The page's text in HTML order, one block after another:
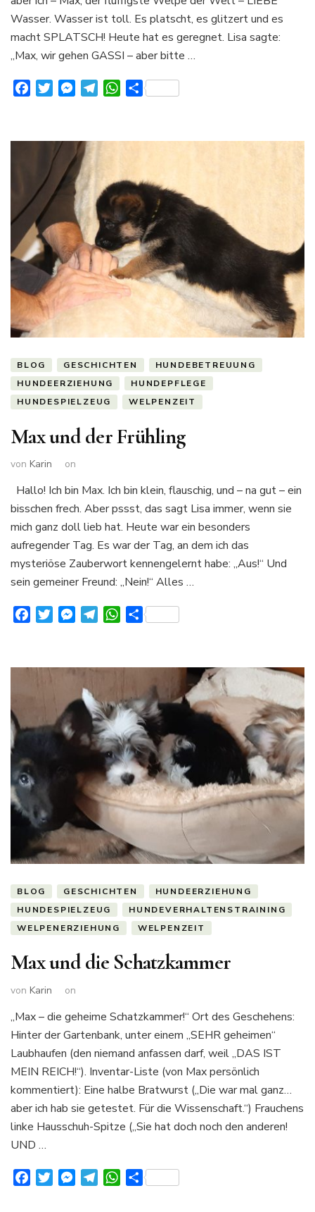
Wasser. Wasser ist toll. Es platscht, es glitzert und es
macht SPLATSCH! Heute hat es geregnet. Lisa sagte:
„Max, wir gehen GASSI – aber bitte …
FacebookTwitterMessenger
TelegramWhatsApp
Teilen
BLOG GESCHICHTEN
HUNDEBETREUUNG
HUNDEERZIEHUNG
HUNDEPFLEGE
HUNDESPIELZEUG
WELPENZEIT
Max und der Frühling
von Karin on
Hallo! Ich bin Max. Ich bin klein, flauschig, und – na gut – ein
bisschen frech. Aber pssst, das sagt Lisa immer, wenn sie
mich ganz doll lieb hat. Heute war ein besonders
aufregender Tag. Es war der Tag, an dem ich das
mysteriöse Zauberwort kennengelernt habe: „Aus!“ Und
sein gemeiner Freund: „Nein!“ Alles …
FacebookTwitterMessenger
TelegramWhatsApp
Teilen
BLOG GESCHICHTEN
HUNDEERZIEHUNG
HUNDESPIELZEUG
HUNDEVERHALTENSTRAINING
WELPENERZIEHUNG
WELPENZEIT
Max und die Schatzkammer
von Karin on
„Max – die geheime Schatzkammer!“ Ort des Geschehens:
Hinter der Gartenbank, unter einem „SEHR geheimen“
Laubhaufen (den niemand anfassen darf, weil „DAS IST
MEIN REICH!“). Inventar-Liste (von Max persönlich
kommentiert): Eine halbe Bratwurst („Die war mal ganz…
aber ich hab sie getestet. Für die Wissenschaft.“) Frauchens
linke Hausschuh-Spitze („Sie hat doch noch den anderen!
UND …
FacebookTwitterMessenger
TelegramWhatsApp
Teilen